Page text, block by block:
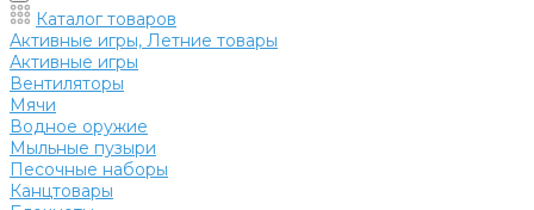
Каталог товаров
Активные игры, Летние товары
Активные игры
Вентиляторы
Мячи
Водное оружие
Мыльные пузыри
Песочные наборы
Канцтовары